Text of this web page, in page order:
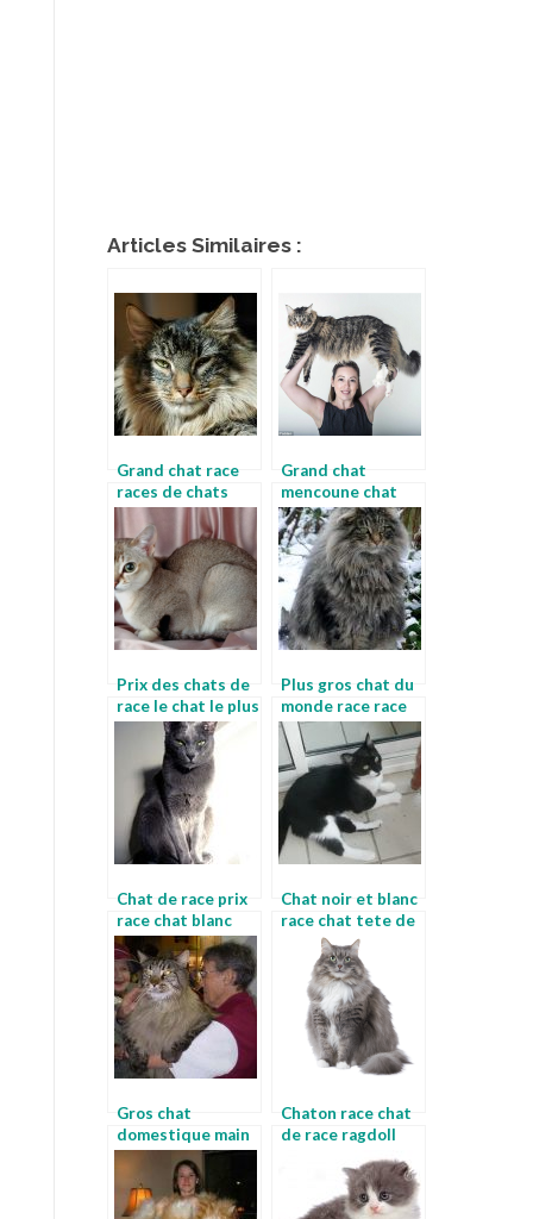
Articles Similaires :
Grand chat race
races de chats
avec photos
Grand chat
mencoune chat
Prix des chats de
race le chat le plus
grand du monde
Plus gros chat du
monde race race
de chat noir poil
long
Chat de race prix
race chat blanc
yeux bleus
Chat noir et blanc
race chat tete de
Gros chat
domestique main
coon
Chaton race chat
de race ragdoll